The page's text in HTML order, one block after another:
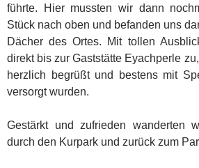
führte. Hier mussten wir dann
Stück nach oben und befanden uns
Dächer des Ortes. Mit tollen
direkt bis zur Gaststätte Eyachperle
herzlich begrüßt und bestens mit
versorgt wurden.
Gestärkt und zufrieden wanderten
durch den Kurpark und zurück zum